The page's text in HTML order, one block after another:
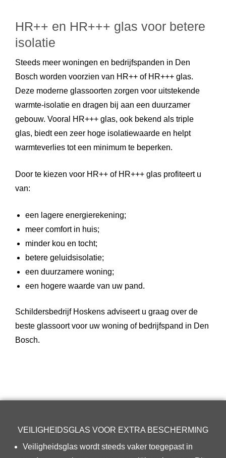
HR++ en HR+++ glas voor betere
isolatie
Steeds meer woningen en bedrijfspanden in Den
Bosch worden voorzien van HR++ of HR+++ glas.
Deze moderne glassoorten zorgen voor uitstekende
warmte-isolatie en dragen bij aan een duurzamer
gebouw. Vooral HR+++ glas, ook bekend als triple
glas, biedt een zeer hoge isolatiewaarde en helpt
warmteverlies tot een minimum te beperken.
Door te kiezen voor HR++ of HR+++ glas profiteert u
van:
een lagere energierekening;
meer comfort in huis;
minder kou en tocht;
betere geluidsisolatie;
een duurzamere woning;
een hogere waarde van uw pand.
Schildersbedrijf Hoskens adviseert u graag over de
beste glassoort voor uw woning of bedrijfspand in Den
Bosch.
VEILIGHEIDSGLAS VOOR EXTRA BESCHERMING
Veiligheidsglas wordt steeds vaker toegepast in